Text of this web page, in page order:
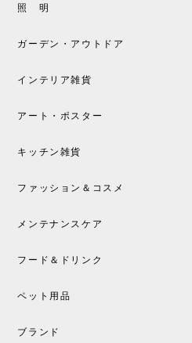
照 明
ガーデン・アウトドア
インテリア雑貨
アート・ポスター
キッチン雑貨
ファッション＆コスメ
メンテナンスケア
フード＆ドリンク
ペット用品
ブランド